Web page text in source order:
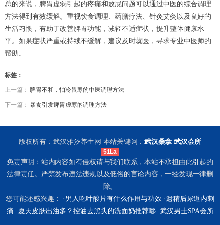
总的来说，脾胃虚弱引起的疼痛和放屁问题可以通过中医的综合调理
方法得到有效缓解。重视饮食调理、药膳疗法、针灸艾灸以及良好的
生活习惯，有助于改善脾胃功能，减轻不适症状，提升整体健康水
平。如果症状严重或持续不缓解，建议及时就医，寻求专业中医师的
帮助。
标签：
上一篇： 脾胃不和，怕冷畏寒的中医调理方法
下一篇： 暴食引发脾胃虚寒的调理方法
版权所有：武汉雅汐养生网 本站关键词： 武汉桑拿 武汉会所
51La
免责声明：站内内容如有侵权请与我们联系，本站不承担由此引起的
法律责任。严禁发布违法违规以及低俗的言论内容，一经发现一律删
除。
您可能还感兴趣： · 男人吃叶酸片有什么作用与功效 ·遗精后尿道内刺
痛 · 夏天皮肤出油多？控油去黑头的洗面奶推荐哪·武汉男士SPA会所